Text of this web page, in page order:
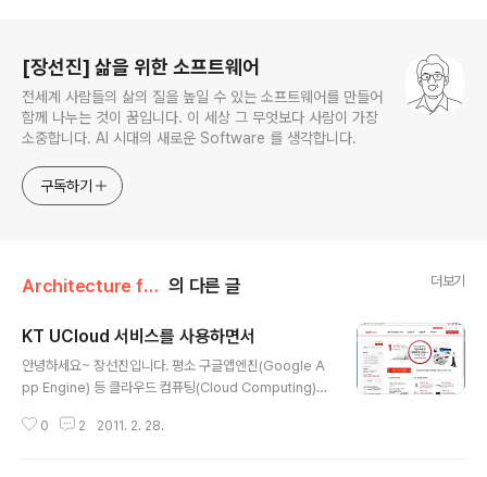
[장선진] 삶을 위한 소프트웨어
전세계 사람들의 삶의 질을 높일 수 있는 소프트웨어를 만들어
함께 나누는 것이 꿈입니다. 이 세상 그 무엇보다 사람이 가장
소중합니다. AI 시대의 새로운 Software 를 생각합니다.
구독하기
Architecture for Software/Google App Engine 의 다른 글 더보기
KT UCloud 서비스를 사용하면서
안녕하세요~ 장선진입니다. 평소 구글앱엔진(Google A
pp Engine) 등 클라우드 컴퓨팅(Cloud Computing)에
라는 IaaS(Infrastructure as a Service)형 클라우드
0 2 2011. 2. 28.